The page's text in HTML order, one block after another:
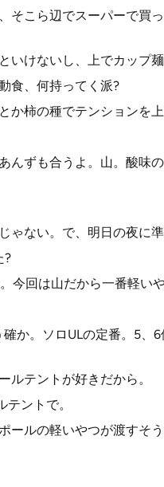
そこら辺でスーパーで買
けないし、上でカップ麺
食、何持ってく派?
柿の種でテンションを上
んずも合うよ。山。酸味
ない。で、明日の夜に準
?
今回は山だから一番軽いや
か。ソロULの定番。5、
ルテントが好きだから。
ントで。
ルの軽いやつが渡すそう